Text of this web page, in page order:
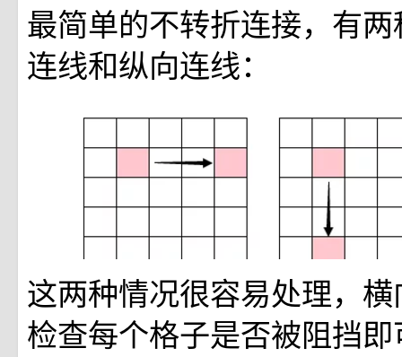
最简单的不转折连接，有
连线和纵向连线：
这两种情况很容易处理，
检查每个格子是否被阻挡